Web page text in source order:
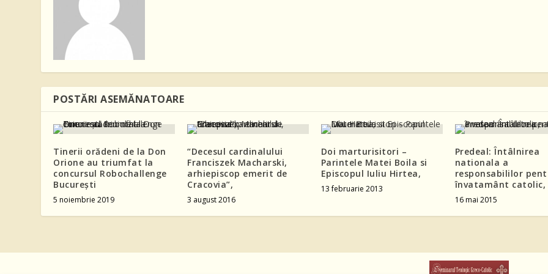
POSTĂRI ASEMĂNATOARE
Tinerii orădeni de la Don
Orione au triumfat la
concursul Robochallenge
București
5 noiembrie 2019
“Decesul cardinalului
Franciszek Macharski,
arhiepiscop emerit de
Cracovia”,
3 august 2016
Doi marturisitori –
Parintele Matei Boila si
Episcopul Iuliu Hirtea,
13 februarie 2013
Predeal: Întâlnirea
nationala a
responsabililor
învatamânt catolic,
16 mai 2015